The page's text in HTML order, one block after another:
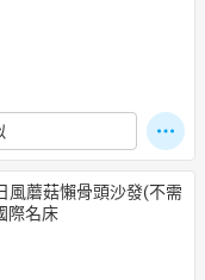
風蘑菇懶骨頭沙發(不需
際名床